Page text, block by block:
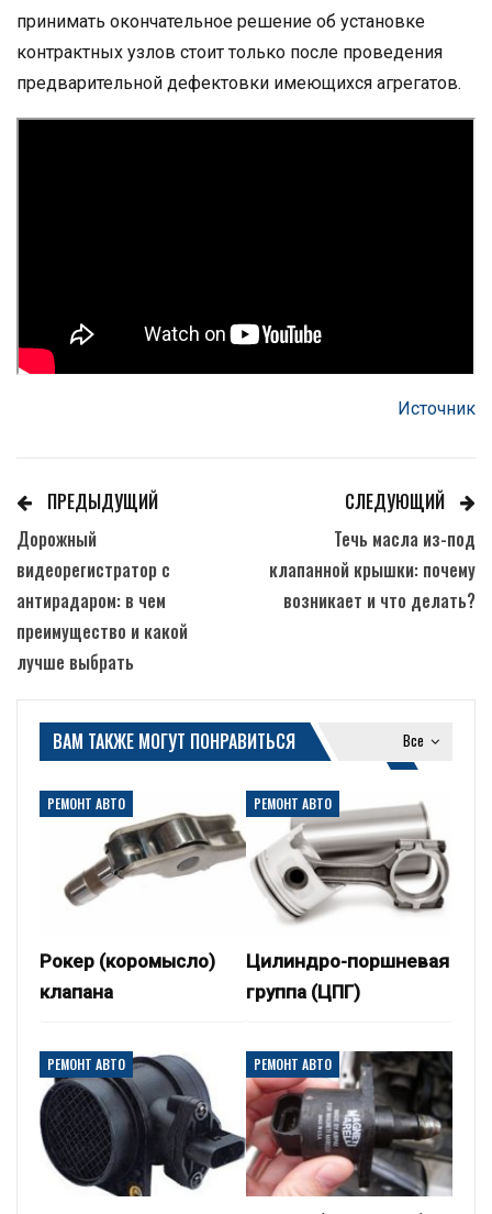
принимать окончательное решение об установке
контрактных узлов стоит только после проведения
предварительной дефектовки имеющихся агрегатов.
Источник
ПРЕДЫДУЩИЙ
Дорожный
видеорегистратор с
антирадаром: в чем
преимущество и какой
лучше выбрать
СЛЕДУЮЩИЙ
Течь масла из-под
клапанной крышки: почему
возникает и что делать?
Все
ВАМ ТАКЖЕ МОГУТ ПОНРАВИТЬСЯ
РЕМОНТ АВТО
Рокер (коромысло)
клапана
РЕМОНТ АВТО
Цилиндро-поршневая
группа (ЦПГ)
РЕМОНТ АВТО РЕМОНТ АВТО